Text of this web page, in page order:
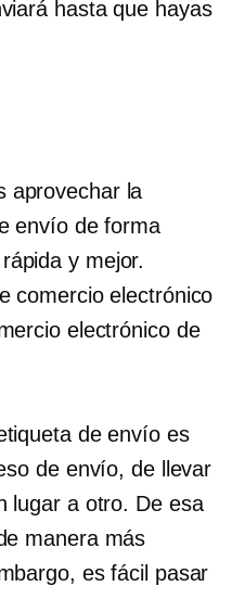
hasta que hayas
aprovechar la
envío de forma
y mejor.
comercio electrónico
electrónico de
de envío es
de envío, de llevar
lugar a otro. De esa
manera más
es fácil pasar